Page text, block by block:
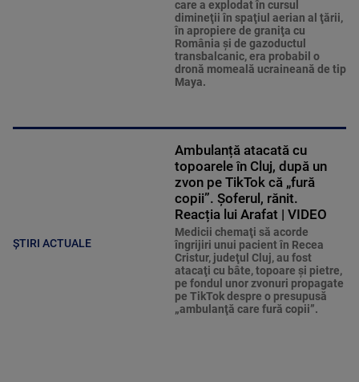
care a explodat în cursul
dimineţii în spaţiul aerian al ţării,
în apropiere de graniţa cu
România şi de gazoductul
transbalcanic, era probabil o
dronă momeală ucraineană de tip
Maya.
ȘTIRI ACTUALE
Ambulanță atacată cu
topoarele în Cluj, după un
zvon pe TikTok că „fură
copii”. Șoferul, rănit.
Reacția lui Arafat | VIDEO
Medicii chemaţi să acorde
îngrijiri unui pacient în Recea
Cristur, judeţul Cluj, au fost
atacaţi cu bâte, topoare şi pietre,
pe fondul unor zvonuri propagate
pe TikTok despre o presupusă
„ambulanţă care fură copii”.